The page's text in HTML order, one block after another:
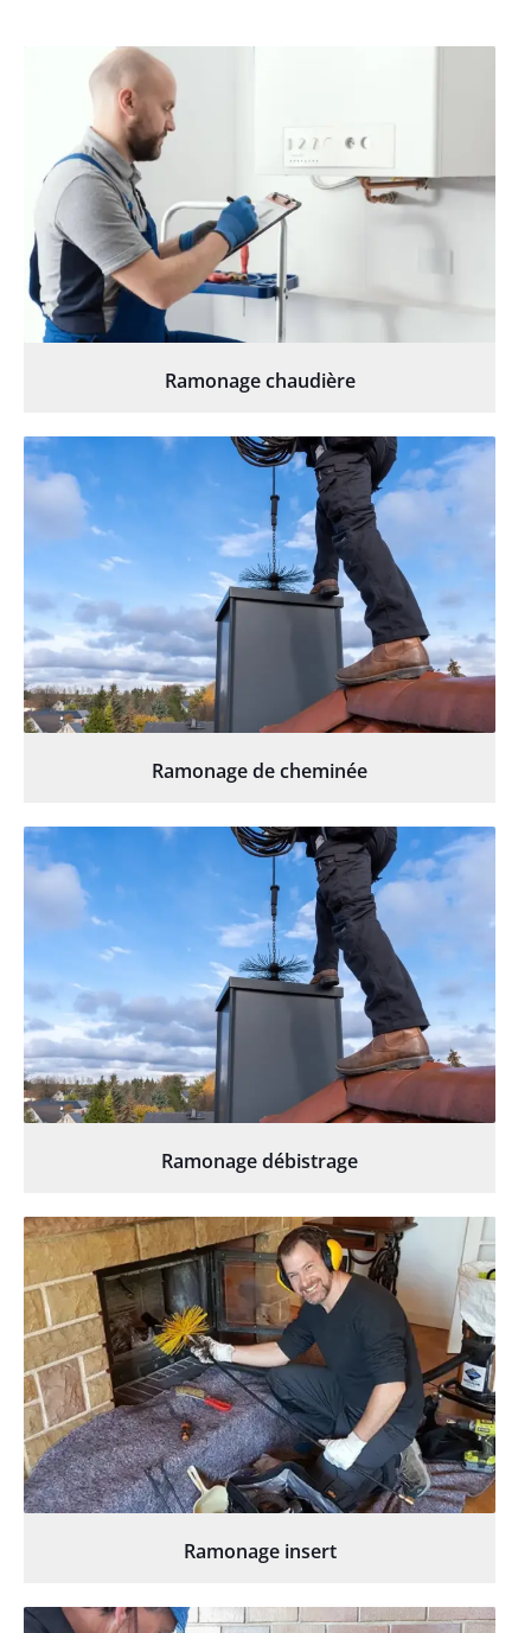
Ramonage chaudière
Ramonage de cheminée
Ramonage débistrage
Ramonage insert